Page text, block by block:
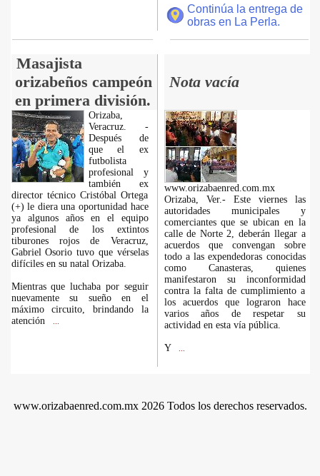
Continúa la entrega de
obras en La Perla.
Masajista
orizabeños campeón
en primera división.
Nota vacía
Orizaba,
Veracruz. -
Después de
que el ex
futbolista
profesional y
también ex
director técnico Cristóbal Ortega
(+) le diera una oportunidad hace
ya algunos años en el equipo
profesional de los extintos
tiburones rojos de Veracruz,
Gabriel Osorio tuvo que vérselas
difíciles en su natal Orizaba.
Mientras que luchaba por seguir
nuevamente su sueño en el
máximo circuito, brindando la
atención
www.orizabaenred.com.mx
Orizaba, Ver.- Este viernes las
autoridades municipales y
comerciantes que se ubican en la
calle de Norte 2, deberán llegar a
acuerdos que convengan sobre
todo a las expendedoras conocidas
como Canasteras, quienes
manifestaron su inconformidad
contra la falta de cumplimiento a
los acuerdos que lograron hace
varios años de respetar su
actividad en esta vía pública.
Y
www.orizabaenred.com.mx 2026 Todos los derechos reservados.